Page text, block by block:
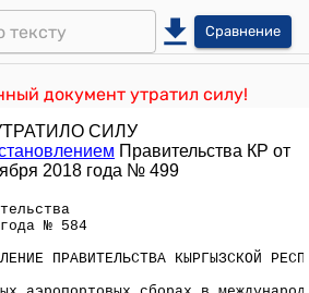
Сравнение
документ утратил силу!